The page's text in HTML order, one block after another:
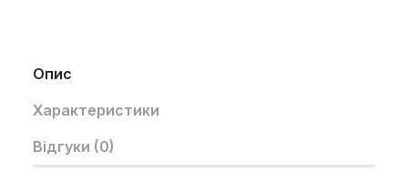
Опис
Характеристики
Відгуки (0)